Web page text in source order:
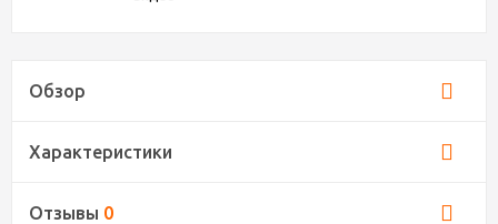
Обзор
Характеристики
Отзывы 0